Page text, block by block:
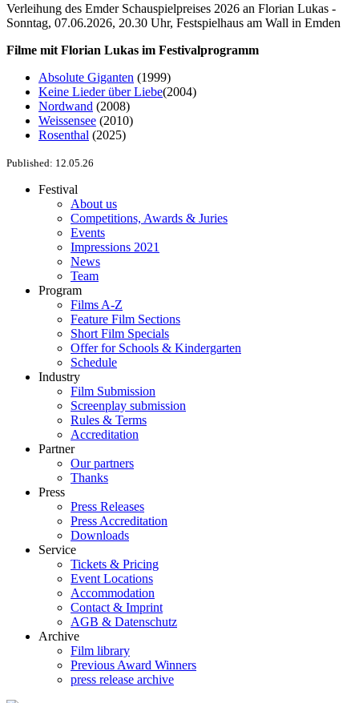
Verleihung des Emder Schauspielpreises 2026 an Florian Lukas -
Sonntag, 07.06.2026, 20.30 Uhr, Festspielhaus am Wall in Emden
Filme mit Florian Lukas im Festivalprogramm
Absolute Giganten (1999)
Keine Lieder über Liebe(2004)
Nordwand (2008)
Weissensee (2010)
Rosenthal (2025)
Published: 12.05.26
Festival
About us
Competitions, Awards & Juries
Events
Impressions 2021
News
Team
Program
Films A-Z
Feature Film Sections
Short Film Specials
Offer for Schools & Kindergarten
Schedule
Industry
Film Submission
Screenplay submission
Rules & Terms
Accreditation
Partner
Our partners
Thanks
Press
Press Releases
Press Accreditation
Downloads
Service
Tickets & Pricing
Event Locations
Accommodation
Contact & Imprint
AGB & Datenschutz
Archive
Film library
Previous Award Winners
press release archive